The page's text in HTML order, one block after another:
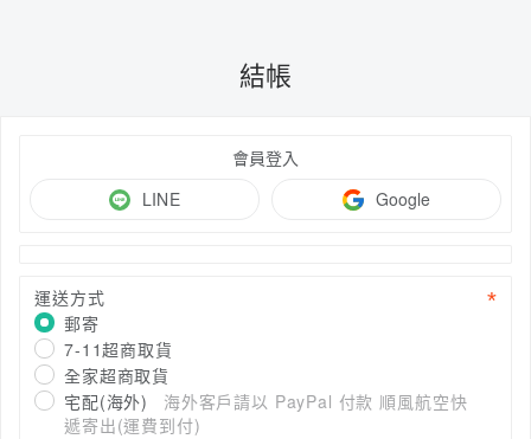
結帳
會員登入
LINE
Google
運送方式
郵寄
7-11超商取貨
全家超商取貨
宅配(海外)
海外客戶請以 PayPal 付款 順風航空快
遞寄出(運費到付)